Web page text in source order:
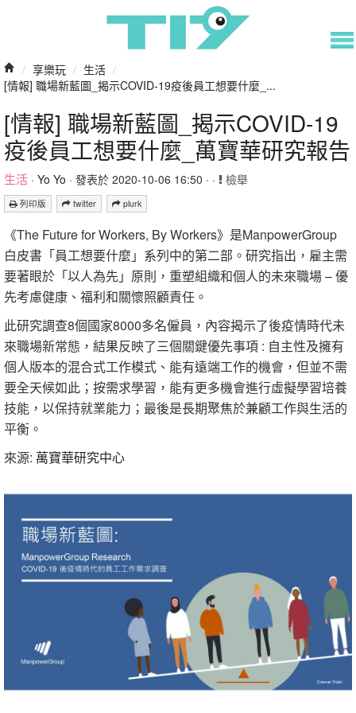
/ 享樂玩 / 生活 /
[情報] 職場新藍圖_揭示COVID-19疫後員工想要什麼_...
[情報] 職場新藍圖_揭示COVID-19
疫後員工想要什麼_萬寶華研究報告
生活 · Yo Yo · 發表於 2020-10-06 16:50 · · 檢舉
列印版 twitter plurk
《The Future for Workers, By Workers》是ManpowerGroup
白皮書「員工想要什麼」系列中的第二部。研究指出，雇主需
要著眼於「以人為先」原則，重塑組織和個人的未來職場 – 優
先考慮健康、福利和關懷照顧責任。
此研究調查8個國家8000多名僱員，內容揭示了後疫情時代未
來職場新常態，結果反映了三個關鍵優先事項 : 自主性及擁有
個人版本的混合式工作模式、能有遠端工作的機會，但並不需
要全天候如此；按需求學習，能有更多機會進行虛擬學習培養
技能，以保持就業能力；最後是長期聚焦於兼顧工作與生活的
平衡。
來源: 萬寶華研究中心